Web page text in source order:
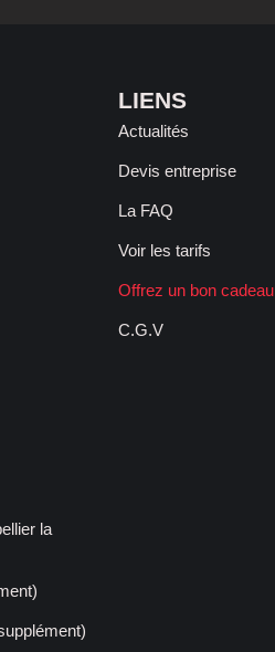
la
LIENS
Actualités
Devis entreprise
La FAQ
Voir les tarifs
Offrez un bon cadeau
C.G.V